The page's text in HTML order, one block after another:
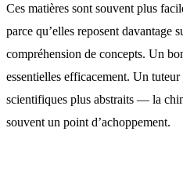
Ces matières sont souvent plus
parce qu’elles reposent davantage
compréhension de concepts. Un
essentielles efficacement. Un
scientifiques plus abstraits — la
souvent un point d’achoppement.